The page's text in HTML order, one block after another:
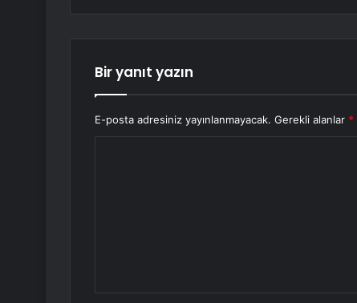
Bir yanıt yazın
E-posta adresiniz yayınlanmayacak. Gerekli alanlar *